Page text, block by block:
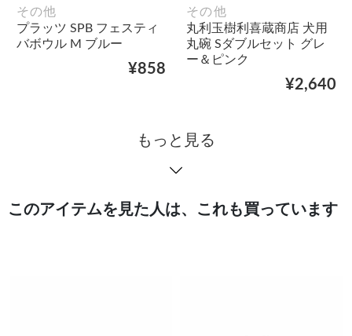
その他
プラッツ SPB フェスティ
バボウル M ブルー
¥858
その他
丸利玉樹利喜蔵商店 犬用
丸碗 Sダブルセット グレ
ー＆ピンク
¥2,640
もっと見る
このアイテムを見た人は、これも買っています